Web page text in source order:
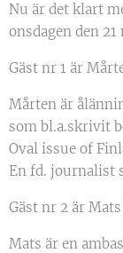
Nu är det klart
onsdagen den
Gäst nr 1 är
Mårten är
som bl.a.skrivit
Oval issue of
En fd. journalist
Gäst nr 2 är
Mats är en